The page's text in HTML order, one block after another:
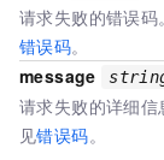
请求失败的错误
错误码。
message
请求失败的详细
见错误码。